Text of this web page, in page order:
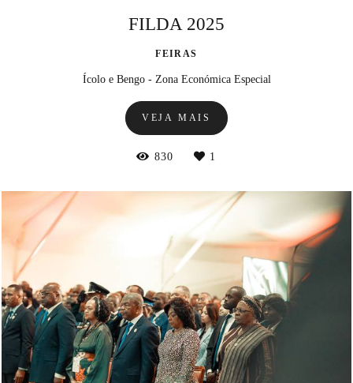
FILDA 2025
FEIRAS
Ícolo e Bengo - Zona Económica Especial
VEJA MAIS
830 1